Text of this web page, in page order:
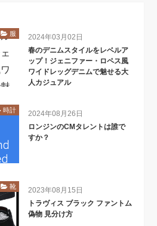
服
2024年03月02日
春のデニムスタイルをレベルア
ップ！ジェニファー・ロペス風
ワイドレッグデニムで魅せる大
人カジュアル
時計
2024年08月26日
ロンジンのCMタレントは誰で
すか？
靴
2023年08月15日
トラヴィス ブラック ファントム
偽物 見分け方